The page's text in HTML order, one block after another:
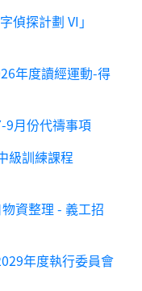
偵探計劃 VI」
年度讀經運動-得
9月份代禱事項
級訓練課程
資整理 - 義工招
年度執行委員會